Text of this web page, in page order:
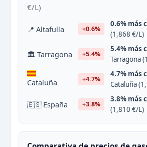
€/L)
📍 Altafulla +0.6%
0.6% más
(1,868 €/L)
🏛 Tarragona +5.4%
5.4% más
Tarragona
Cataluña +4.7%
4.7% más
Cataluña
🇪🇸 España +3.8%
3.8% más
(1,810 €/L)